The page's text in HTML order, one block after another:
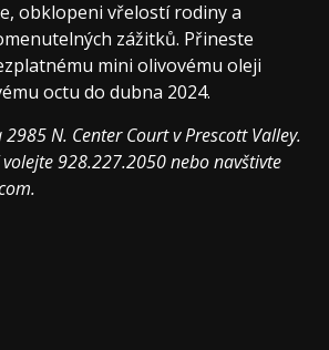
obklopeni vřelostí rodiny a
zážitků. Přineste
mini olivovému oleji
octu do dubna 2024.
N. Center Court v Prescott Valley.
928.227.2050 nebo navštivte
.